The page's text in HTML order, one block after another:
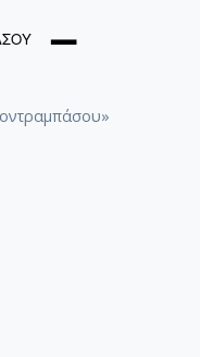
Βασίλης